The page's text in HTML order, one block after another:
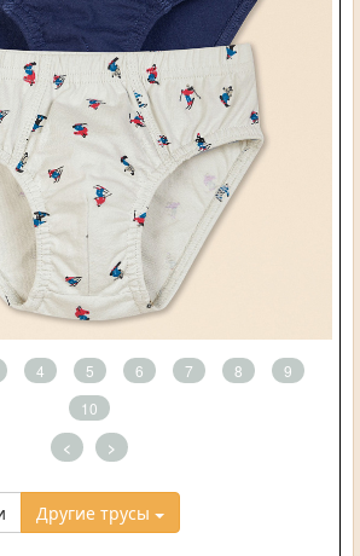
4 5 6 7 8
9
10
< >
Другие трусы